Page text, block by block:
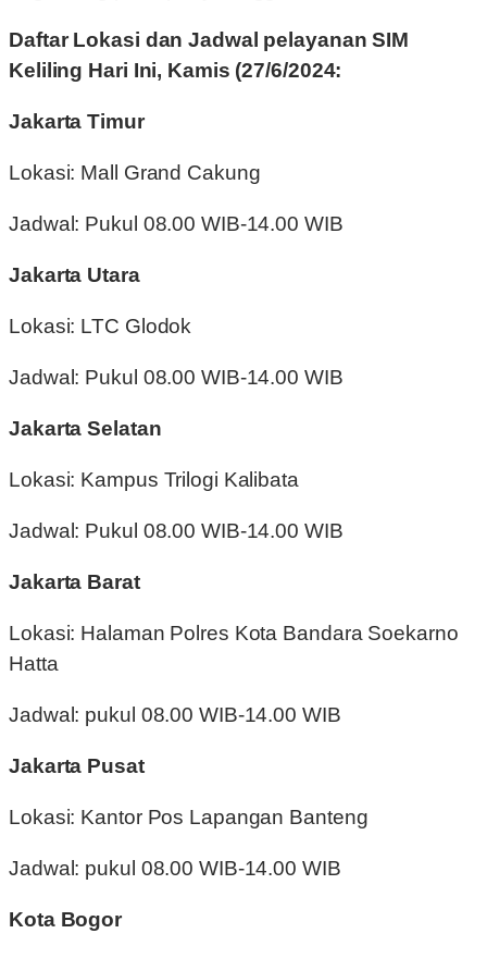
Daftar Lokasi dan Jadwal pelayanan SIM
Keliling Hari Ini, Kamis (27/6/2024:
Jakarta Timur
Lokasi: Mall Grand Cakung
Jadwal: Pukul 08.00 WIB-14.00 WIB
Jakarta Utara
Lokasi: LTC Glodok
Jadwal: Pukul 08.00 WIB-14.00 WIB
Jakarta Selatan
Lokasi: Kampus Trilogi Kalibata
Jadwal: Pukul 08.00 WIB-14.00 WIB
Jakarta Barat
Lokasi: Halaman Polres Kota Bandara Soekarno
Hatta
Jadwal: pukul 08.00 WIB-14.00 WIB
Jakarta Pusat
Lokasi: Kantor Pos Lapangan Banteng
Jadwal: pukul 08.00 WIB-14.00 WIB
Kota Bogor